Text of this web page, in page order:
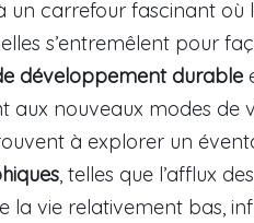
un carrefour fascinant où
s’entremêlent pour
développement durable
nouveaux modes de
à explorer un
, telles que l’afflux
la vie relativement bas,